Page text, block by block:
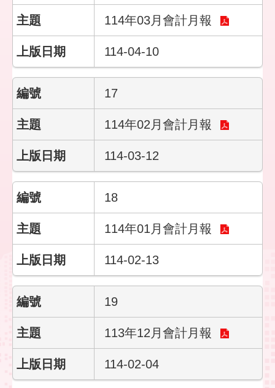
114年03月會計月報
114-04-10
17
114年02月會計月報
114-03-12
18
114年01月會計月報
114-02-13
19
113年12月會計月報
114-02-04